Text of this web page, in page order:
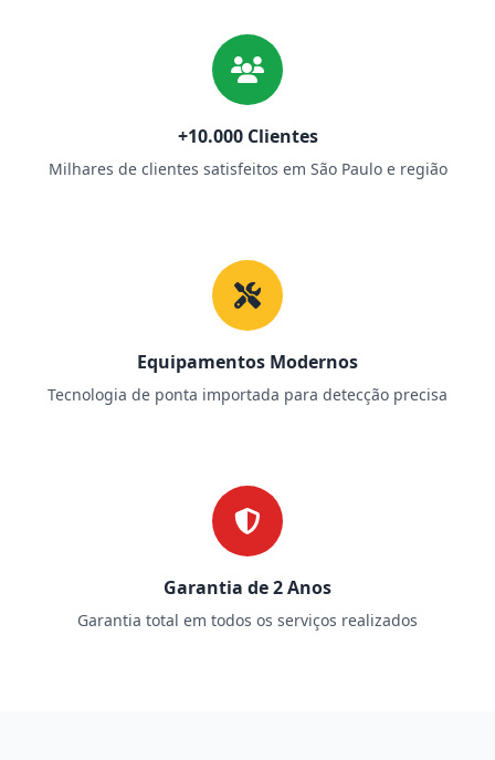
+10.000 Clientes
Milhares de clientes satisfeitos em São Paulo e região
Equipamentos Modernos
Tecnologia de ponta importada para detecção precisa
Garantia de 2 Anos
Garantia total em todos os serviços realizados